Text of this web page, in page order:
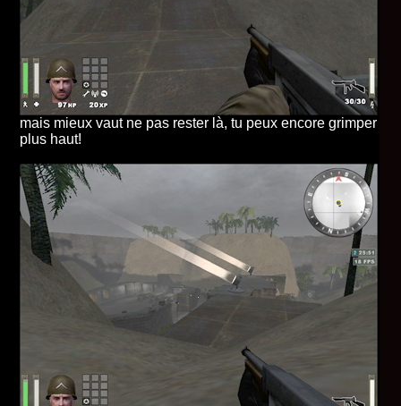
mais mieux vaut ne pas rester là, tu peux encore grimper
plus haut!